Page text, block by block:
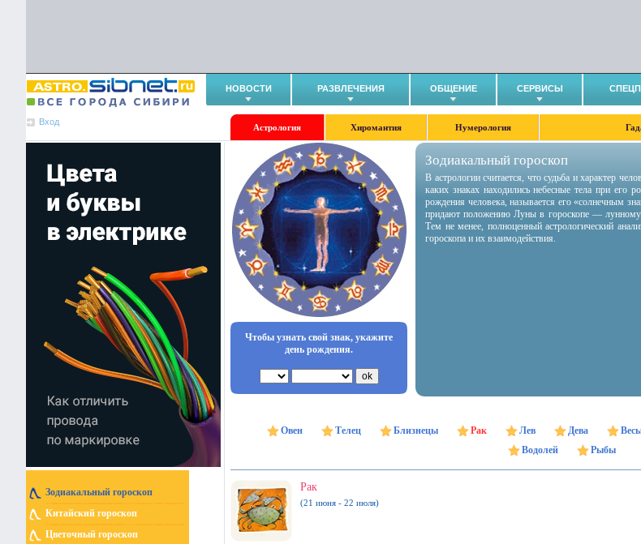
НОВОСТИ РАЗВЛЕЧЕНИЯ ОБЩЕНИЕ СЕРВИСЫ
Вход
Астрология Хиромантия Нумерология
Зодиакальный гороскоп
Китайский гороскоп
Цветочный гороскоп
Чтобы узнать свой знак, укажите
день рождения.
Зодиакальный гороскоп
В астрологии считается, что судьба и характер
каких знаках находились небесные тела при его
рождения человека, называется его «солнечным
придают положению Луны в гороскопе —
Тем не менее, полноценный астрологический
гороскопа и их взаимодействия.
Овен Телец Близнецы Рак Лев Дева
Водолей
Рыбы
Рак
(21 июня - 22 июля)